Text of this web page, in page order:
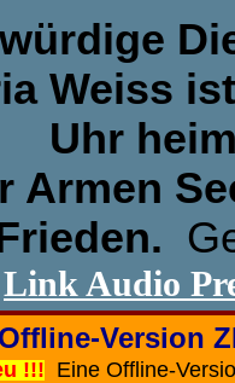
Weiss
Uhr
Armen
Link Audio
Offline-Version
!!! Eine Offline-